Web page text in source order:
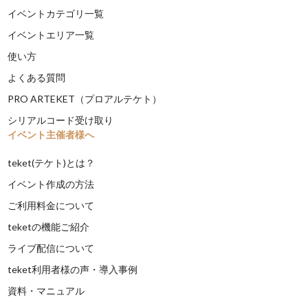
イベントカテゴリ一覧
イベントエリア一覧
使い方
よくある質問
PRO ARTEKET（プロアルテケト）
シリアルコード受け取り
イベント主催者様へ
teket(テケト)とは？
イベント作成の方法
ご利用料金について
teketの機能ご紹介
ライブ配信について
teket利用者様の声・導入事例
資料・マニュアル